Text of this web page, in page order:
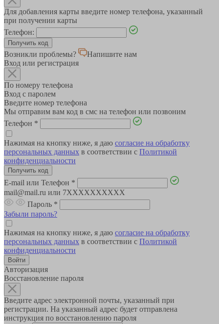
Для добавления карты введите номер телефона, указанный
при получении карты
Телефон:
Возникли проблемы?
Напишите нам
Вход или регистрация
По номеру телефона
Вход с паролем
Введите номер телефона
Мы отправим вам код в смс на телефон или позвоним
Телефон *
Нажимая на кнопку ниже, я даю согласие на обработку
персональных данных в соответствии с Политикой
конфиденциальности
E-mail или Телефон *
mail@mail.ru или 7XXXXXXXXXX
Пароль *
Забыли пароль?
Нажимая на кнопку ниже, я даю согласие на обработку
персональных данных в соответствии с Политикой
конфиденциальности
Авторизация
Восстановление пароля
Введите адрес электронной почты, указанный при
регистрации. На указанный адрес будет отправлена
инструкция по восстановлению пароля